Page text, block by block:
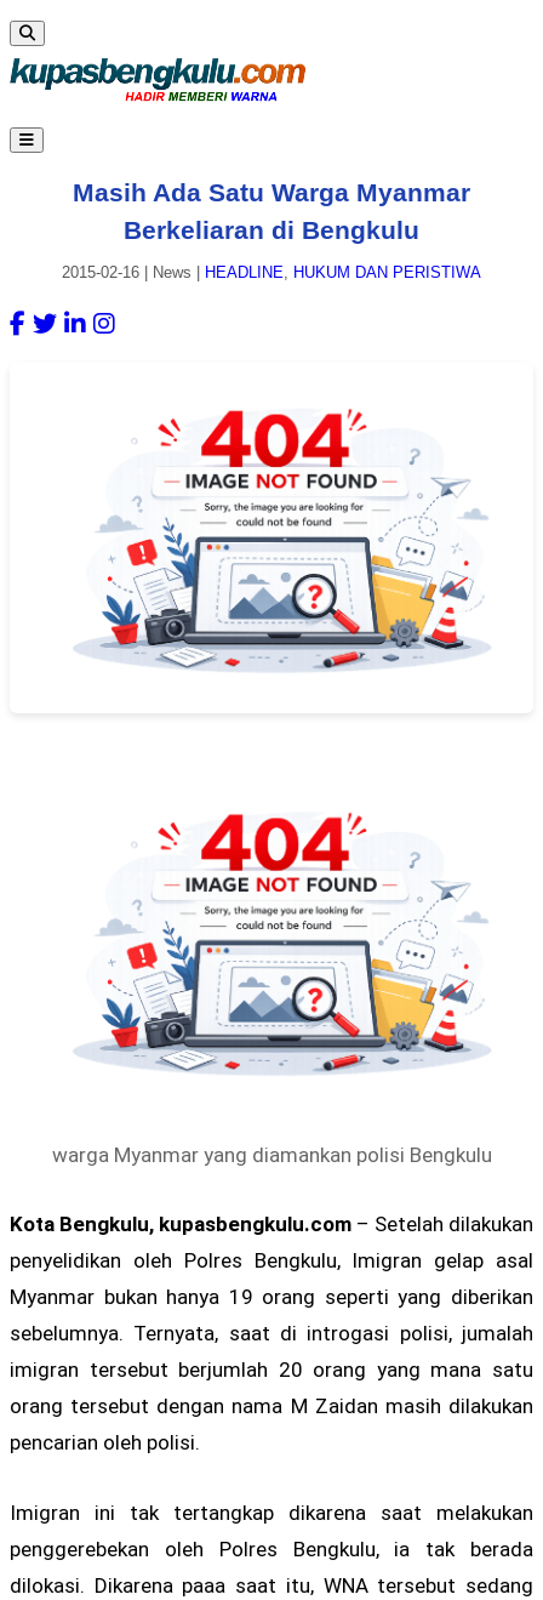
Masih Ada Satu Warga Myanmar
Berkeliaran di Bengkulu
2015-02-16 News HEADLINE, HUKUM DAN PERISTIWA
warga Myanmar yang diamankan polisi Bengkulu
Kota Bengkulu, kupasbengkulu.com – Setelah dilakukan
penyelidikan oleh Polres Bengkulu, Imigran gelap asal
Myanmar bukan hanya 19 orang seperti yang diberikan
sebelumnya. Ternyata, saat di introgasi polisi, jumalah
imigran tersebut berjumlah 20 orang yang mana satu
orang tersebut dengan nama M Zaidan masih dilakukan
pencarian oleh polisi.
Imigran ini tak tertangkap dikarena saat melakukan
penggerebekan oleh Polres Bengkulu, ia tak berada
dilokasi. Dikarena paaa saat itu, WNA tersebut sedang